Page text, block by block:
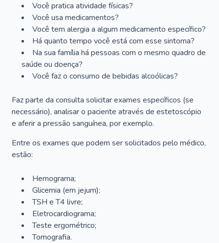
Você pratica atividade físicas?
Você usa medicamentos?
Você tem alergia a algum medicamento específico?
Há quanto tempo você está com esse sintoma?
Na sua família há pessoas com o mesmo quadro de
saúde ou doença?
Você faz o consumo de bebidas alcoólicas?
Faz parte da consulta solicitar exames específicos (se
necessário), analisar o paciente através de estetoscópio
e aferir a pressão sanguínea, por exemplo.
Entre os exames que podem ser solicitados pelo médico,
estão:
Hemograma;
Glicemia (em jejum);
TSH e T4 livre;
Eletrocardiograma;
Teste ergométrico;
Tomografia.